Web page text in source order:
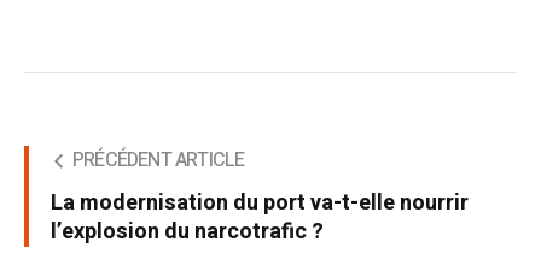
PRÉCÉDENT ARTICLE
La modernisation du port va-t-elle nourrir
l’explosion du narcotrafic ?